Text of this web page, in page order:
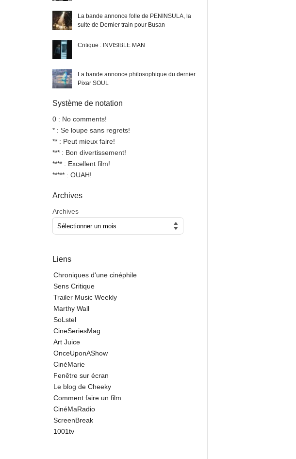
La bande annonce folle de PENINSULA, la
suite de Dernier train pour Busan
Critique : INVISIBLE MAN
La bande annonce philosophique du dernier
Pixar SOUL
Système de notation
0 : No comments!
* : Se loupe sans regrets!
** : Peut mieux faire!
*** : Bon divertissement!
**** : Excellent film!
***** : OUAH!
Archives
Archives
Liens
Chroniques d'une cinéphile
Sens Critique
Trailer Music Weekly
Marthy Wall
SoLstel
CineSeriesMag
Art Juice
OnceUponAShow
CinéMarie
Fenêtre sur écran
Le blog de Cheeky
Comment faire un film
CinéMaRadio
ScreenBreak
1001tv